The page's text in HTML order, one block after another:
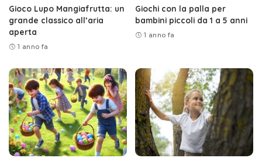
Gioco Lupo Mangiafrutta: un
grande classico all’aria
aperta
1 anno fa
Giochi con la palla per
bambini piccoli da 1 a 5 anni
1 anno fa